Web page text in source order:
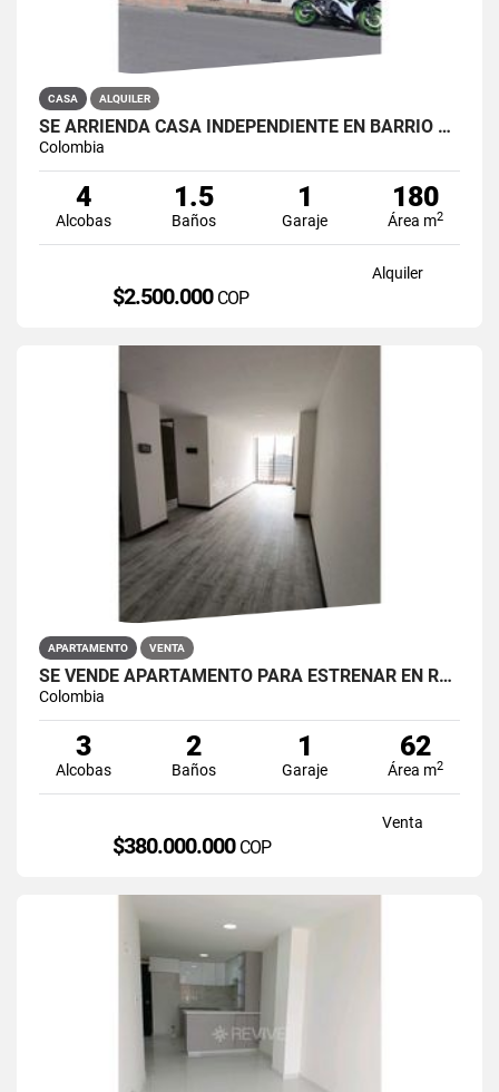
CASA ALQUILER
SE ARRIENDA CASA INDEPENDIENTE EN BARRIO QUIROGA SUR
Colombia
4
Alcobas
1.5
Baños
1
Garaje
180
Área m2
Alquiler
$2.500.000 COP
APARTAMENTO VENTA
SE VENDE APARTAMENTO PARA ESTRENAR EN RESTREPO ANTONIO NARIÑO
Colombia
3
Alcobas
2
Baños
1
Garaje
62
Área m2
Venta
$380.000.000 COP